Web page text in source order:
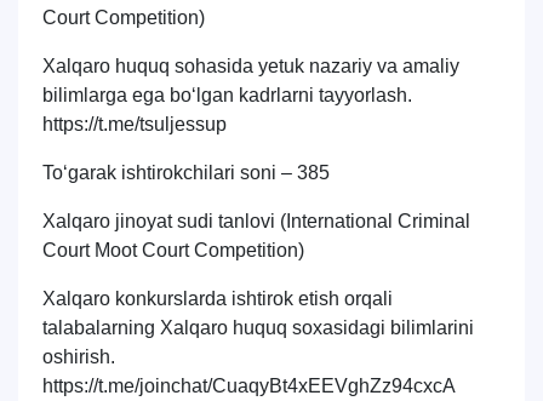
Court Competition)
Xalqaro huquq sohasida yetuk nazariy va amaliy
bilimlarga ega bo‘lgan kadrlarni tayyorlash.
https://t.me/tsuljessup
To‘garak ishtirokchilari soni – 385
Xalqaro jinoyat sudi tanlovi (International Criminal
Court Moot Court Competition)
Xalqaro konkurslarda ishtirok etish orqali
talabalarning Xalqaro huquq soxasidagi bilimlarini
oshirish.
https://t.me/joinchat/CuaqyBt4xEEVghZz94cxcA